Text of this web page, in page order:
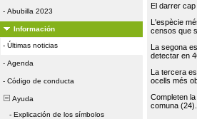
- Abubilla 2023
Información
- Últimas noticias
- Agenda
- Código de conducta
Ayuda
- Explicación de los símbolos
El darrer
L'espècie
censos que
La segona
detectar en
La tercera
ocells més
Completen
comuna (24).